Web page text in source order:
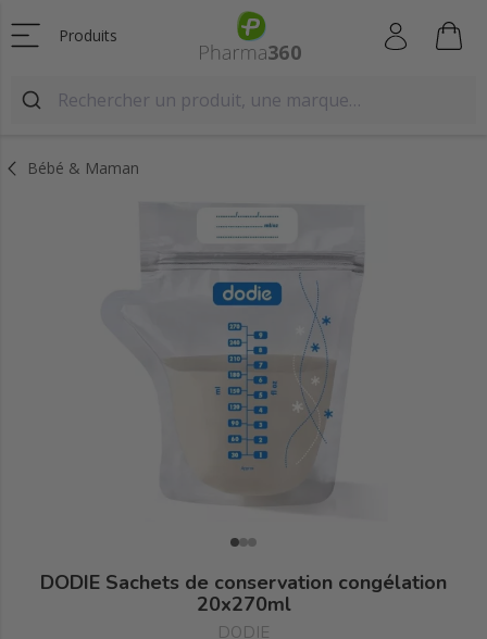
Produits
Bébé & Maman
DODIE Sachets de conservation congélation
20x270ml
DODIE